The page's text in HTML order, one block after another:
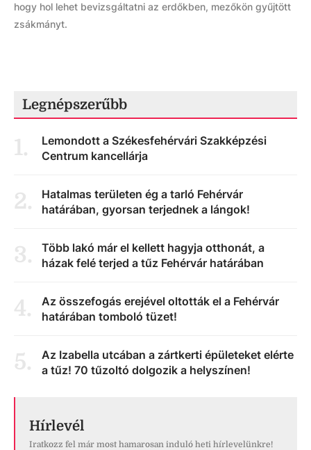
hogy hol lehet bevizsgáltatni az erdőkben, mezőkön gyűjtött
zsákmányt.
Legnépszerűbb
1.
Lemondott a Székesfehérvári Szakképzési
Centrum kancellárja
2.
Hatalmas területen ég a tarló Fehérvár
határában, gyorsan terjednek a lángok!
3.
Több lakó már el kellett hagyja otthonát, a
házak felé terjed a tűz Fehérvár határában
4.
Az összefogás erejével oltották el a Fehérvár
határában tomboló tüzet!
5.
Az Izabella utcában a zártkerti épületeket elérte
a tűz! 70 tűzoltó dolgozik a helyszínen!
Hírlevél
Iratkozz fel már most hamarosan induló heti hírlevelünkre!